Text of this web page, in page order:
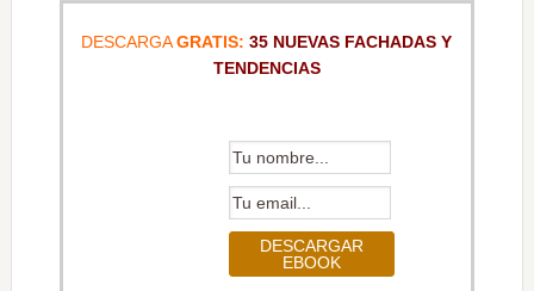
DESCARGAGRATIS: 35 NUEVAS FACHADAS Y
TENDENCIAS